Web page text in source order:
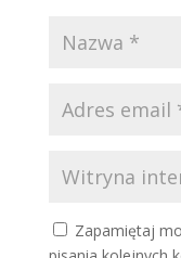
Zapamiętaj